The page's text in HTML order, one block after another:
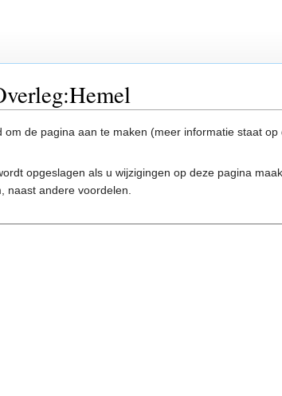
de pagina aan te maken (meer informatie staat op
opgeslagen als u wijzigingen op deze pagina
naast andere voordelen.